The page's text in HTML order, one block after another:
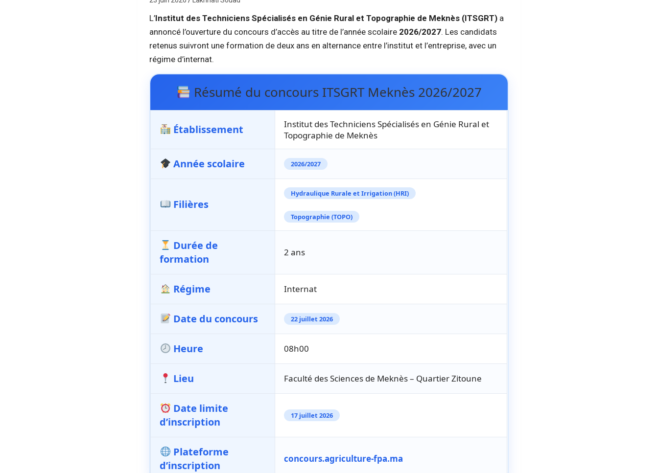
L’Institut des Techniciens Spécialisés en Génie Rural et Topographie de Meknès (ITSGRT) a
annoncé l’ouverture du concours d’accès au titre de l’année scolaire 2026/2027. Les candidats
retenus suivront une formation de deux ans en alternance entre l’institut et l’entreprise, avec un
régime d’internat.
Résumé du concours ITSGRT Meknès 2026/2027
Établissement
Institut des Techniciens Spécialisés en Génie Rural et
Topographie de Meknès
Année scolaire 2026/2027
Filières
Hydraulique Rurale et Irrigation (HRI)
Topographie (TOPO)
Durée de
formation
2 ans
Régime Internat
Date du concours 22 juillet 2026
Heure 08h00
Lieu Faculté des Sciences de Meknès – Quartier Zitoune
Date limite
d’inscription
17 juillet 2026
Plateforme
d’inscription
concours.agriculture-fpa.ma